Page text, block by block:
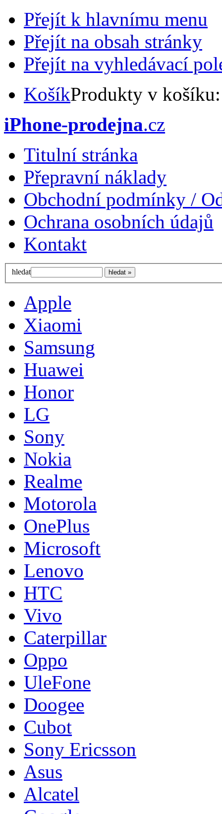
Přejít k hlavnímu menu
Přejít na obsah stránky
Přejít na vyhledávací
KošíkProdukty v
iPhone-prodejna.cz
Titulní stránka
Přepravní náklady
Obchodní podmínky /
Ochrana osobních údajů
Kontakt
hledat
Apple
Xiaomi
Samsung
Huawei
Honor
LG
Sony
Nokia
Realme
Motorola
OnePlus
Microsoft
Lenovo
HTC
Vivo
Caterpillar
Oppo
UleFone
Doogee
Cubot
Sony Ericsson
Asus
Alcatel